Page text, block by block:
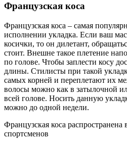
Французская коса
Французская коса – самая
исполнении укладка. Если ваш
косички, то он дилетант,
стоит. Внешне такое плетение
по голове. Чтобы заплести косу
длины. Стилисты при такой
самых корней и переплетают их
волосы можно как в затылочной
всей голове. Носить данную
можно до одной недели.
Французская коса распространена
спортсменов